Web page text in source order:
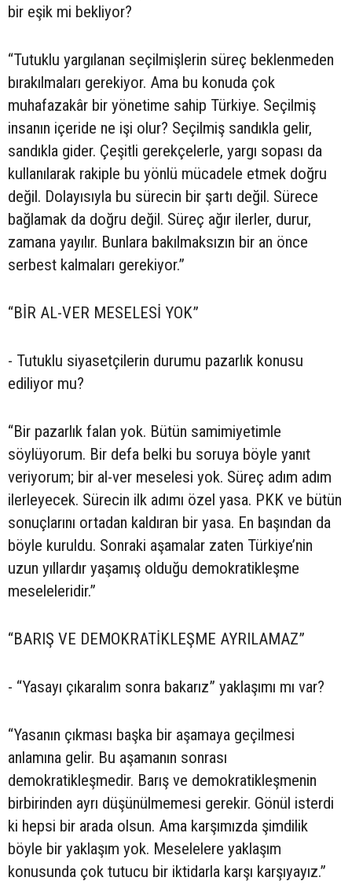
bir eşik mi bekliyor?
“Tutuklu yargılanan seçilmişlerin süreç beklenmeden
bırakılmaları gerekiyor. Ama bu konuda çok
muhafazakâr bir yönetime sahip Türkiye. Seçilmiş
insanın içeride ne işi olur? Seçilmiş sandıkla gelir,
sandıkla gider. Çeşitli gerekçelerle, yargı sopası da
kullanılarak rakiple bu yönlü mücadele etmek doğru
değil. Dolayısıyla bu sürecin bir şartı değil. Sürece
bağlamak da doğru değil. Süreç ağır ilerler, durur,
zamana yayılır. Bunlara bakılmaksızın bir an önce
serbest kalmaları gerekiyor.”
“BİR AL-VER MESELESİ YOK”
- Tutuklu siyasetçilerin durumu pazarlık konusu
ediliyor mu?
“Bir pazarlık falan yok. Bütün samimiyetimle
söylüyorum. Bir defa belki bu soruya böyle yanıt
veriyorum; bir al-ver meselesi yok. Süreç adım adım
ilerleyecek. Sürecin ilk adımı özel yasa. PKK ve bütün
sonuçlarını ortadan kaldıran bir yasa. En başından da
böyle kuruldu. Sonraki aşamalar zaten Türkiye’nin
uzun yıllardır yaşamış olduğu demokratikleşme
meseleleridir.”
“BARIŞ VE DEMOKRATİKLEŞME AYRILAMAZ”
- “Yasayı çıkaralım sonra bakarız” yaklaşımı mı var?
“Yasanın çıkması başka bir aşamaya geçilmesi
anlamına gelir. Bu aşamanın sonrası
demokratikleşmedir. Barış ve demokratikleşmenin
birbirinden ayrı düşünülmemesi gerekir. Gönül isterdi
ki hepsi bir arada olsun. Ama karşımızda şimdilik
böyle bir yaklaşım yok. Meselelere yaklaşım
konusunda çok tutucu bir iktidarla karşı karşıyayız.”